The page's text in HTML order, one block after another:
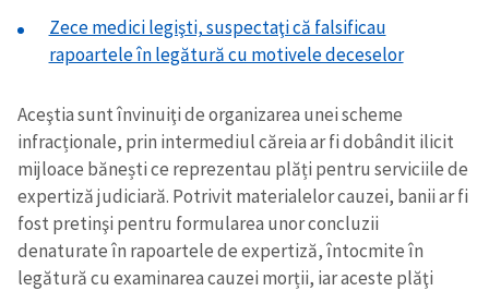
Zece medici legişti, suspectaţi că falsificau
rapoartele în legătură cu motivele deceselor
Aceştia sunt învinuiţi de organizarea unei scheme
infracționale, prin intermediul căreia ar fi dobândit ilicit
mijloace bănești ce reprezentau plăți pentru serviciile de
expertiză judiciară. Potrivit materialelor cauzei, banii ar fi
fost pretinşi pentru formularea unor concluzii
denaturate în rapoartele de expertiză, întocmite în
legătură cu examinarea cauzei morții, iar aceste plăţi